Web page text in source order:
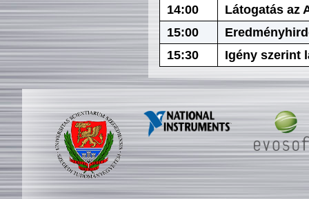
14:00
Látogatás az
15:00
15:30
Igény szerint